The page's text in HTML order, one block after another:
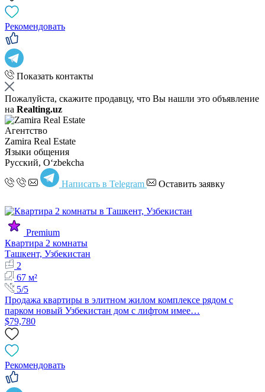
Рекомендовать
Показать контакты
Пожалуйста, скажите продавцу, что Вы нашли это объявление
на Realting.uz
Агентство
Zamira Real Estate
Языки общения
Русский, Oʻzbekcha
Написать в Telegram Оставить заявку
Premium
Квартира 2 комнаты
Ташкент, Узбекистан
2
67 м²
5/5
Продажа квартиры в элитном жилом комплексе рядом с
парком новый Узбекистан дом с лифтом имее…
$79,780
Рекомендовать